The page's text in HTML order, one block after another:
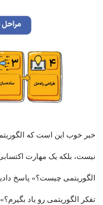
خبر خوب این است که
نیست، بلکه یک مهارت
الگوریتمی چیست؟» پاسخ
تفکر الگوریتمی رو یاد